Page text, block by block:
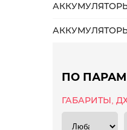
ПО
ГАБАРИТЫ,